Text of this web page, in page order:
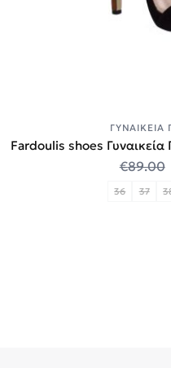
ΓΥΝΑΙΚΕΊΑ
Fardoulis shoes
€89.00
36 37